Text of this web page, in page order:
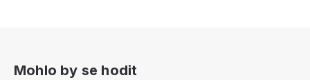
Mohlo by se hodit